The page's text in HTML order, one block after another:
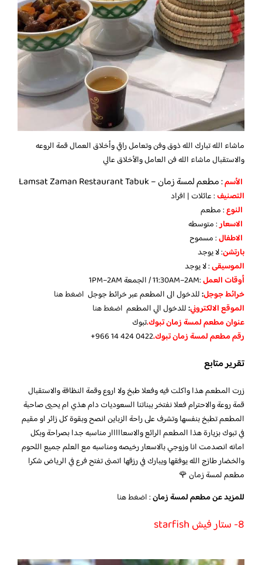
ماشاء الله تبارك الله ذوق وفن وتعامل راقي وأخلاق العمال قمة الروعه
والاستقبال ماشاء الله فن العامل والأخلاق عالي
الأسم: مطعم لمسة زمان – Lamsat Zaman Restaurant Tabuk
التصنيف: عائلات | افراد
النوع: مطعم
الاسعار: متوسطه
الاطفال: مسموح
بارتشن: لا يوجد
الموسيقى: لا يوجد
أوقات العمل:11:30AM–2AM / الجمعة 1PM–2AM
خرائط جوجل:للدخول الى المطعم عبر خرائط جوجل اضغط هنا
الموقع الالكتروني:للدخول الي المطعم اضغط هنا
عنوان مطعم لمسة زمان تبوك.تبوك
رقم مطعم لمسة زمان تبوك.
تقرير متابع
زرت المطعم هذا واكلت فيه وفعلا طبخ ولا اروع وقمة النظافة والاستقبال
قمة روعة والاحترام فعلا نفتخر ببناتنا السعوديات دام هذي ام يحيى صاحبة
المطعم تطبخ بنفسها وتشرف على راحة الزباين انصح وبقوة كل زائر او مقيم
في تبوك بزيارة هذا المطعم الرائع والاسعااااار مناسبه جدا بصراحة وبكل
امانه انصدمت انا وزوجي بالاسعار رخيصه ومناسبه مع العلم جميع اللحوم
والخضار طازج الله يوفقها ويبارك في رزقها اتمنى تفتح فرع في الرياض شكرا
مطعم لمسة زمان 🌹
للمزيد عن مطعم لمسة زمان:اضغط هنا
8- ستار فيش starfish